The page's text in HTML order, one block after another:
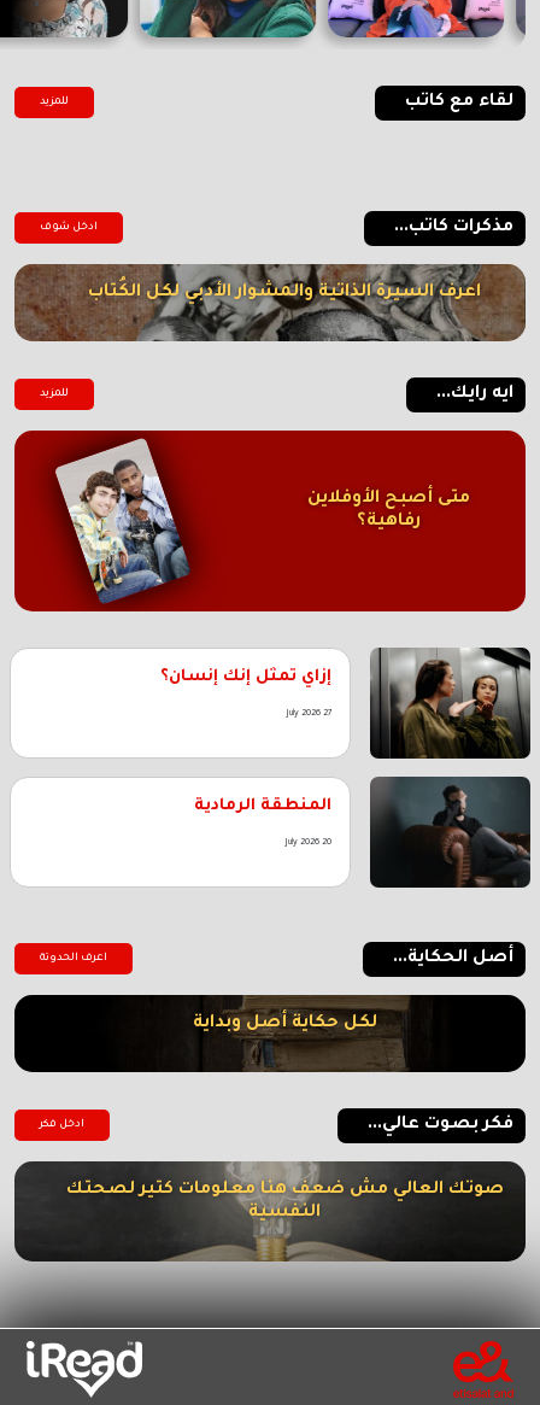
لقاء مع كاتب للمزيد
مذكرات كاتب... ادخل شوف
اعرف السيرة الذاتية والمشوار الأدبي لكل الكُتاب
ايه رايك... للمزيد
متى أصبح الأوفلاين
رفاهية؟
إزاي تمثل إنك إنسان؟
27 July 2026
المنطقة الرمادية
20 July 2026
أصل الحكاية... اعرف الحدوتة
لكل حكاية أصل وبداية
فكر بصوت عالي... ادخل فكر
صوتك العالي مش ضعف هنا معلومات كتير لصحتك
النفسية